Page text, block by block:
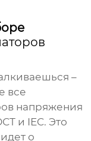
–
все
напряжения
и IEC. Это
о